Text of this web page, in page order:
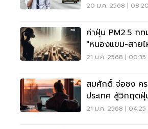
20 ม.ค. 2568 |
ค่าฝุ่น PM2.5 ก
"หนองแขม-สาย
ระดับสีแดง
21 ม.ค. 2568 | 00:35
สมศักดิ์ จ่อชง ค
ประเทศ สู้วิกฤต
21 ม.ค. 2568 | 04:25